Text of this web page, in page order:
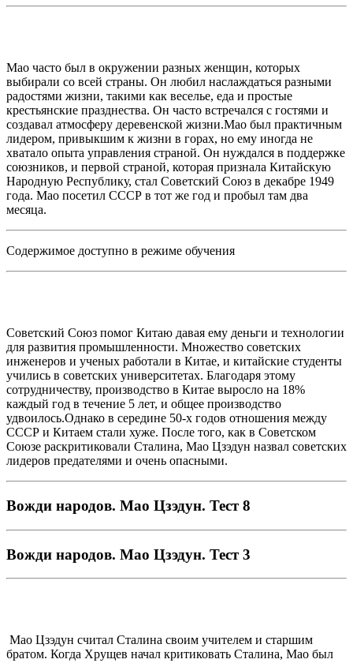
Мао часто был в окружении разных женщин, которых
выбирали со всей страны. Он любил наслаждаться разными
радостями жизни, такими как веселье, еда и простые
крестьянские празднества. Он часто встречался с гостями и
создавал атмосферу деревенской жизни.Мао был практичным
лидером, привыкшим к жизни в горах, но ему иногда не
хватало опыта управления страной. Он нуждался в поддержке
союзников, и первой страной, которая признала Китайскую
Народную Республику, стал Советский Союз в декабре 1949
года. Мао посетил СССР в тот же год и пробыл там два
месяца.
Содержимое доступно в режиме обучения
Советский Союз помог Китаю давая ему деньги и технологии
для развития промышленности. Множество советских
инженеров и ученых работали в Китае, и китайские студенты
учились в советских университетах. Благодаря этому
сотрудничеству, производство в Китае выросло на 18%
каждый год в течение 5 лет, и общее производство
удвоилось.Однако в середине 50-х годов отношения между
СССР и Китаем стали хуже. После того, как в Советском
Союзе раскритиковали Сталина, Мао Цзэдун назвал советских
лидеров предателями и очень опасными.
Вожди народов. Мао Цзэдун. Тест 8
Вожди народов. Мао Цзэдун. Тест 3
Мао Цзэдун считал Сталина своим учителем и старшим
братом. Когда Хрущев начал критиковать Сталина, Мао был